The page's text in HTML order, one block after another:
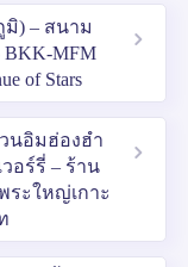
) – สนาม
MFM
of Stars
นอิมฮ่องฮำ
อร์รี่ – ร้าน
ระใหญ่เกาะ